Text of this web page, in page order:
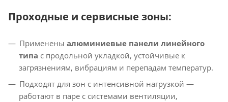
Проходные и сервисные зоны:
Применены алюминиевые панели линейного
типа с продольной укладкой, устойчивые к
загрязнениям, вибрациям и перепадам температур.
Подходят для зон с интенсивной нагрузкой —
работают в паре с системами вентиляции,